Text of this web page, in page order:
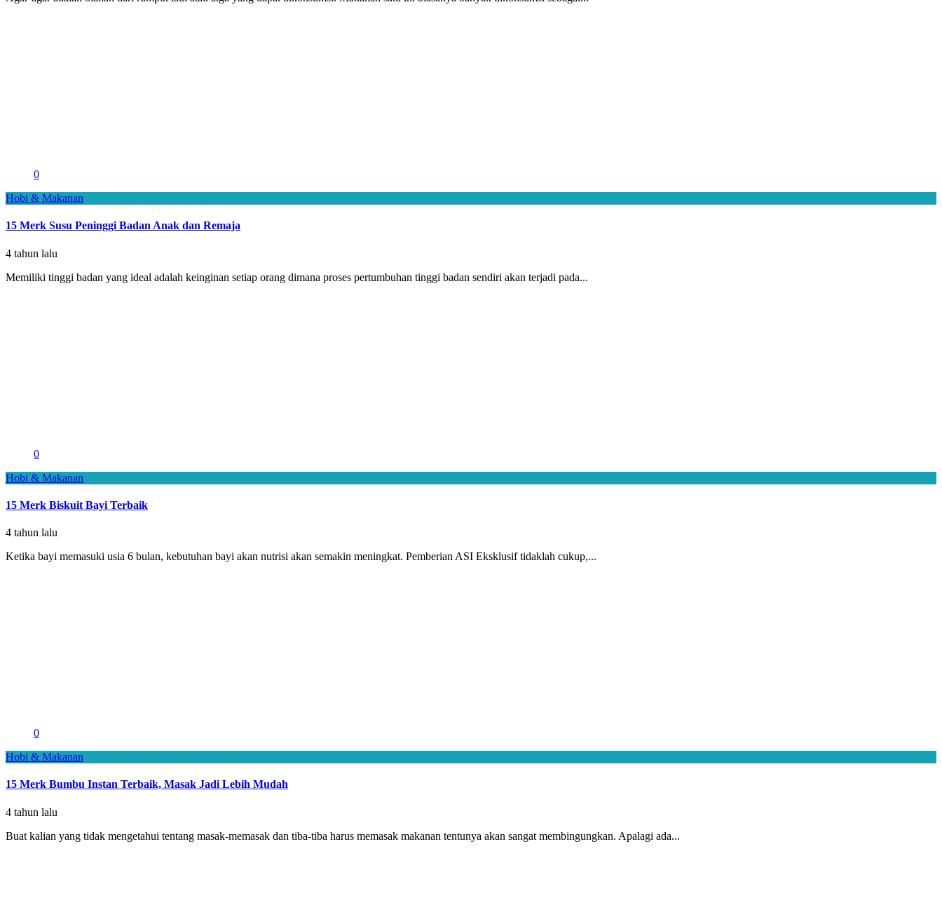
0
Hobi & Makanan
15 Merk Susu Peninggi Badan Anak dan Remaja
4 tahun lalu
Memiliki tinggi badan yang ideal adalah keinginan setiap orang dimana proses pertumbuhan tinggi badan sendiri akan terjadi pada...
0
Hobi & Makanan
15 Merk Biskuit Bayi Terbaik
4 tahun lalu
Ketika bayi memasuki usia 6 bulan, kebutuhan bayi akan nutrisi akan semakin meningkat. Pemberian ASI Eksklusif tidaklah cukup,...
0
Hobi & Makanan
15 Merk Bumbu Instan Terbaik, Masak Jadi Lebih Mudah
4 tahun lalu
Buat kalian yang tidak mengetahui tentang masak-memasak dan tiba-tiba harus memasak makanan tentunya akan sangat membingungkan. Apalagi ada...